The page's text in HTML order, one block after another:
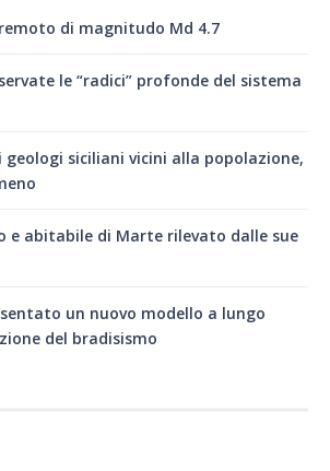
di magnitudo Md 4.7
le “radici” profonde del sistema
geologi siciliani vicini alla popolazione,
e abitabile di Marte rilevato dalle sue
un nuovo modello a lungo
del bradisismo